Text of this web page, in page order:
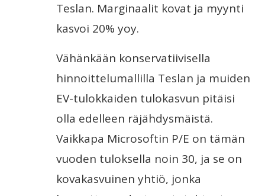
Teslan. Marginaalit kovat ja myynti
kasvoi 20% yoy.
Vähänkään konservatiivisella
hinnoittelumallilla Teslan ja muiden
EV-tulokkaiden tulokasvun pitäisi
olla edelleen räjähdysmäistä.
Vaikkapa Microsoftin P/E on tämän
vuoden tuloksella noin 30, ja se on
kovakasvuinen yhtiö, jonka